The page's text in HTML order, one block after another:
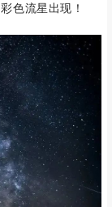
色流星出现！